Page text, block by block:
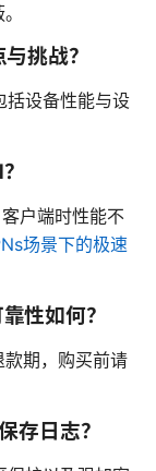
挑战？
括设备性能与设
户端时性能不
场景下的极速
性如何？
期，购买前请
存日志？